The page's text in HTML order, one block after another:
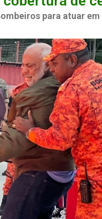
para atuar